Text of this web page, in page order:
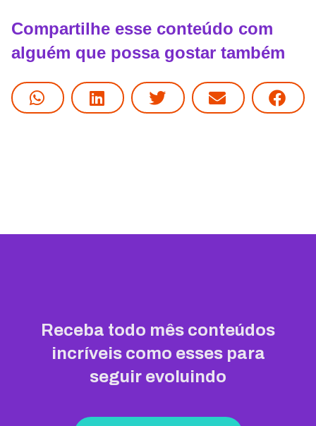
Compartilhe esse conteúdo com
alguém que possa gostar também
Receba todo mês conteúdos
incríveis como esses para
seguir evoluindo